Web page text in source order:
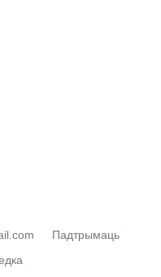
Падтрымаць